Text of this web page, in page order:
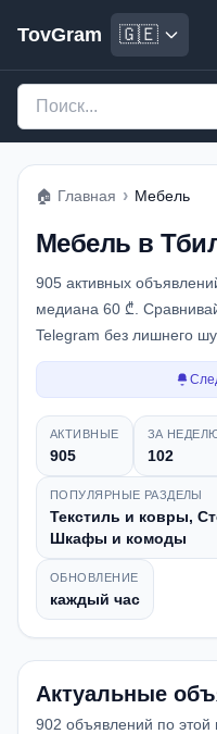
TovGram 🇬🇪
🏠 Главная › Мебель
Мебель в
905 активных
медиана 60 ₾.
Telegram без лишнего
Снимок рынка
АКТИВНЫЕ
905
ЗА
102
ПОПУЛЯРНЫЕ РАЗДЕЛЫ
Текстиль и ковры,
Шкафы и комоды
ОБНОВЛЕНИЕ
каждый час
Актуальные
902 объявлений по этой